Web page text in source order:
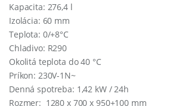
Kapacita: 276,4 l
Izolácia: 60 mm
Teplota: 0/+8°C
Chladivo: R290
Okolitá teplota do 40 °C
Príkon: 230V-1N~
Denná spotreba: 1,42 kW / 24h
Rozmer: 1280 x 700 x 950+100 mm